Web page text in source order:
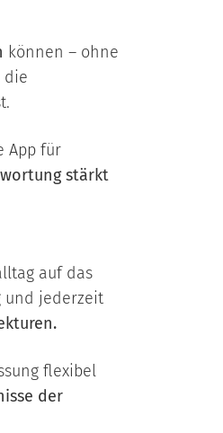
können – ohne
die
App für
stärkt
auf das
und jederzeit
flexibel
der